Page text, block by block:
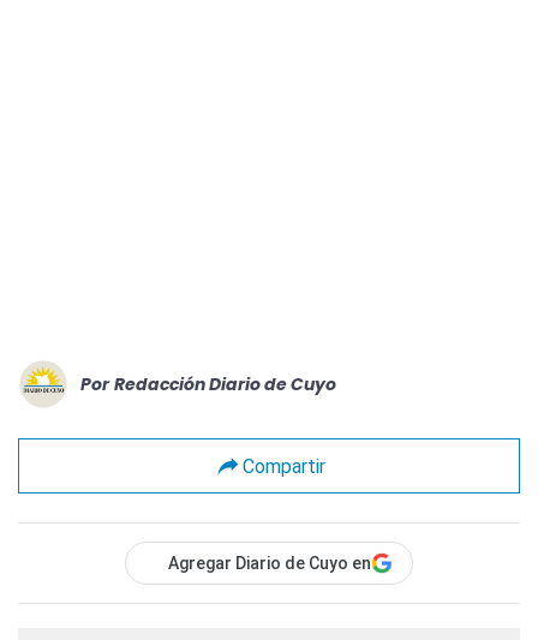
Por Redacción Diario de Cuyo
Compartir
Agregar Diario de Cuyo en